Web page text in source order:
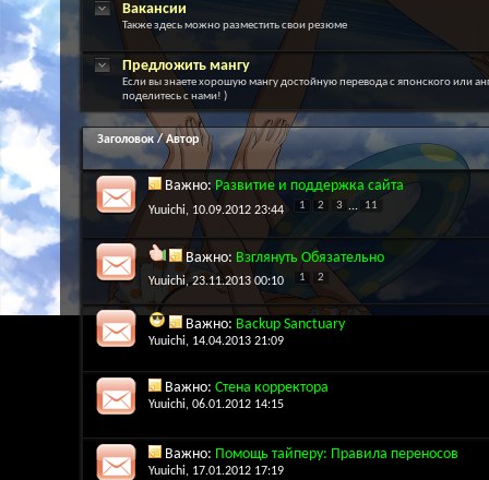
Вакансии
Также здесь можно разместить свои резюме
Предложить мангу
Если вы знаете хорошую мангу достойную перевода с японского или
поделитесь с нами! )
Заголовок /Автор
Важно: Развитие и поддержка сайта
Yuuichi, 10.09.2012 23:44 1 2 3 ... 11
Важно: Взглянуть Обязательно
Yuuichi, 23.11.2013 00:10 1 2
Важно: Backup Sanctuary
Yuuichi, 14.04.2013 21:09
Важно: Стена корректора
Yuuichi, 06.01.2012 14:15
Важно: Помощь тайперу: Правила переносов
Yuuichi, 17.01.2012 17:19